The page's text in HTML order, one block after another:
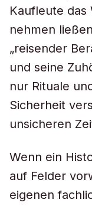
Kaufleute das
nehmen
„reisender
und seine
nur Rituale
Sicherheit
unsicheren
Wenn ein
auf Felder
eigenen